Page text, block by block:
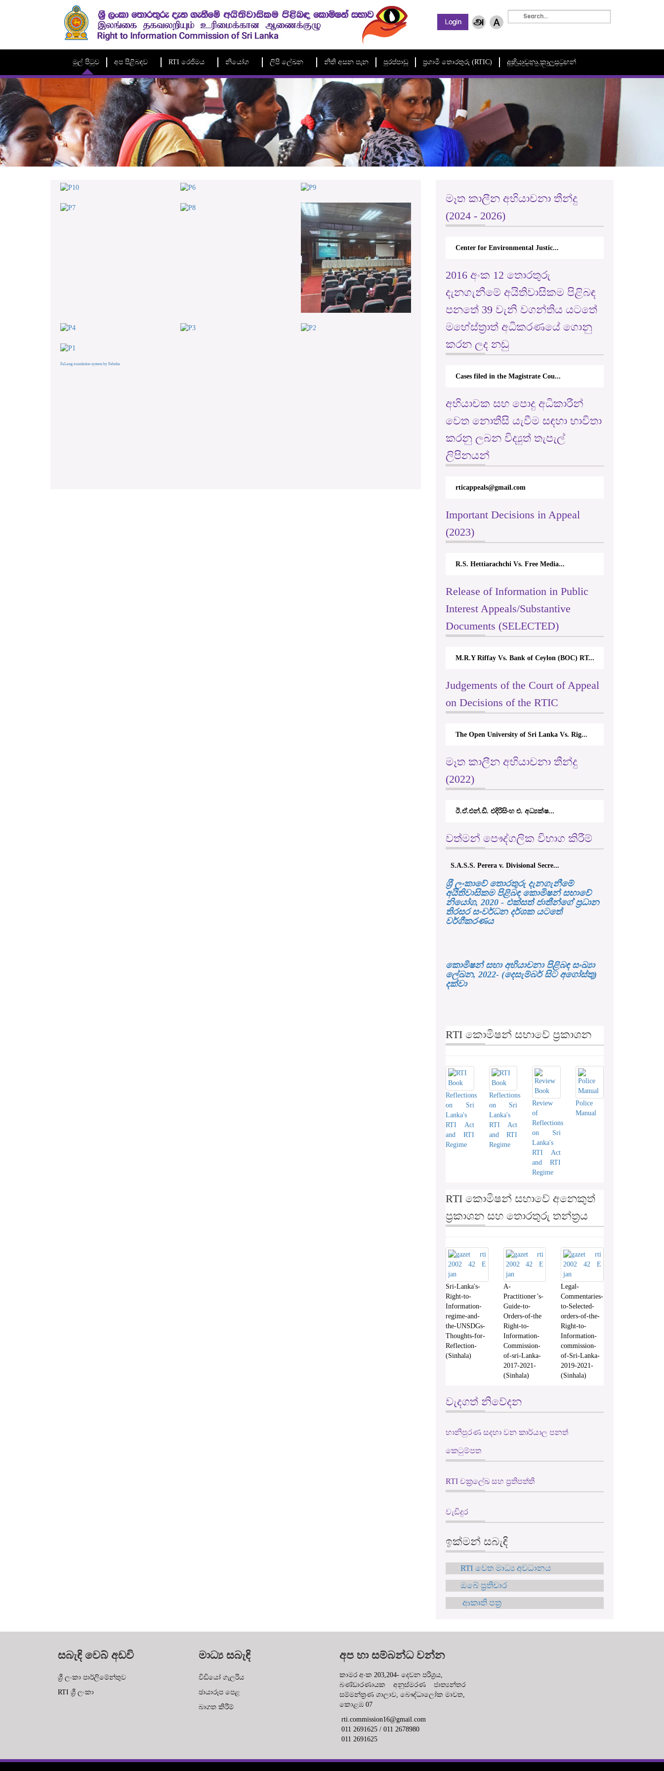
මුල් පිටුව අප පිළිබඳව RTI රෙජිමය නියෝග ලිපි ලේඛන නිති අසන පැන පුරප්පාඩු ප්‍රගාමී තොරතුරු (RTIC) අභියාචනා කාලසටහන්
අභියාචනා කාලසටහන්
FaLang translation system by Faboba
මෑත කාලීන අභියාචනා තීන්දු
(2024 - 2026)
Center for Environmental Justic...
2016 අංක 12 තොරතුරු
දැනගැනීමේ අයිතිවාසිකම පිළිබඳ
පනතේ 39 වැනි වගන්තිය යටතේ
මහේස්ත්‍රාත් අධිකරණයේ ගොනු
කරන ලද නඩු
Cases filed in the Magistrate Cou...
අභියාචක සහ පොදු අධිකාරීන්
වෙත නොතීසි යැවීම සඳහා භාවිතා
කරනු ලබන විද්‍යුත් තැපැල්
ලිපිනයන්
rticappeals@gmail.com
Important Decisions in Appeal
(2023)
R.S. Hettiarachchi Vs. Free Media...
Release of Information in Public
Interest Appeals/Substantive
Documents (SELECTED)
M.R.Y Riffay Vs. Bank of Ceylon (BOC) RT...
Judgements of the Court of Appeal
on Decisions of the RTIC
The Open University of Sri Lanka Vs. Rig...
මෑත කාලීන අභියාචනා තීන්දු
(2022)
ඊ.ඒ.එන්.ඩී. එදිරිසිංහ එ. අධ්‍යක්ෂ...
වත්මන් පෞද්ගලික විභාග කිරීම්
S.A.S.S. Perera v. Divisional Secre...
ශ‍්‍රී ලංකාවේ තොරතුරු දැනගැනීමේ
අයිතිවාසිකම පිළිබඳ කොමිෂන් සභාවේ
නියෝග, 2020 - එක්සත් ජාතීන්ගේ ප්‍රධාන
තිරසර සංවර්ධන දර්ශක යටතේ
වර්ගීකරණය
කොමිෂන් සභා අභියාචනා පිළිබඳ සංඛ්‍යා
ලේඛන, 2022- (දෙසැම්බර් සිට අගෝස්තු)
දක්වා
RTI කොමිෂන් සභාවේ ප්‍රකාශන
Reflections
on Sri
Lanka's
RTI Act
and RTI
Regime
Reflections
on Sri
Lanka's
RTI Act
and RTI
Regime
Review
of
Reflections
on Sri
Lanka's
RTI Act
and RTI
Regime
Police
Manual
RTI කොමිෂන් සභාවේ අනෙකුත්
ප්‍රකාශන සහ තොරතුරු තන්ත්‍රය
Sri-Lanka's-
Right-to-
Information-
regime-and-
the-UNSDGs-
Thoughts-for-
Reflection-
(Sinhala)
A-
Practitioner’s-
Guide-to-
Orders-of-the
Right-to-
Information-
Commission-
of-sri-Lanka-
2017-2021-
(Sinhala)
Legal-
Commentaries-
to-Selected-
orders-of-the-
Right-to-
Information-
commission-
of-Sri-Lanka-
2019-2021-
(Sinhala)
වැදගත් නිවේදන
හානිපුරණ සදහා වන කාර්යාල පනත්
කෙටුම්පත
RTI චක්‍රලේඛ සහ ප්‍රතිපත්ති
වැඩිදුර
ඉක්මන් සබැඳි
RTI වෙත මාධ්‍ය අවධානය
ඔබේ ප්‍රතිචාර
ආකෘති පත්‍ර
සබැඳි වෙබ් අඩවි
ශ්‍රී ලංකා පාර්ලිමේන්තුව
RTI ශ්‍රී ලංකා
මාධ්‍ය සබැඳි
වීඩියෝ ගැලරිය
ඡායාරූප පෙළ
බාගත කිරීම්
අප හා සම්බන්ධ වන්න
කාමර අංක 203,204- දෙවන පරිශ්‍රය,
බණ්ඩාරණායක අනුස්මරණ ජාත්‍යන්තර
සම්මන්ත්‍රණ ශාලාව, බෞද්ධාලෝක මාවත,
කොළඹ 07
rti.commission16@gmail.com
011 2691625 / 011 2678980
011 2691625